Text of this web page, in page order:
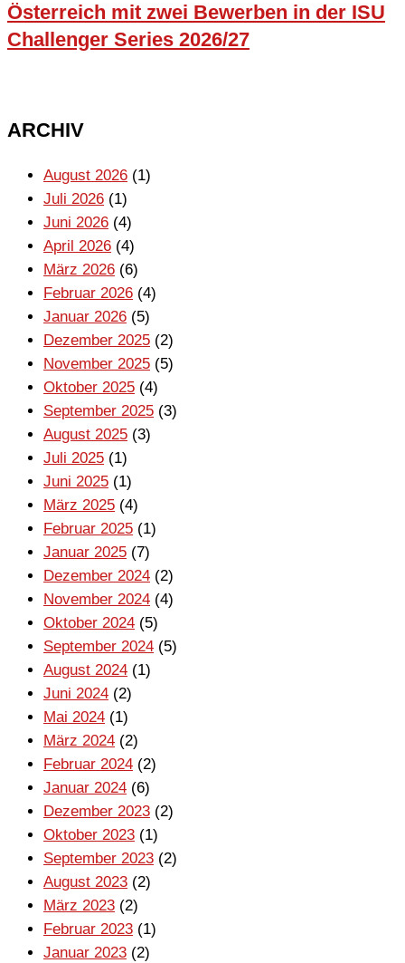
Österreich mit zwei Bewerben in der ISU
Challenger Series 2026/27
ARCHIV
August 2026 (1)
Juli 2026 (1)
Juni 2026 (4)
April 2026 (4)
März 2026 (6)
Februar 2026 (4)
Januar 2026 (5)
Dezember 2025 (2)
November 2025 (5)
Oktober 2025 (4)
September 2025 (3)
August 2025 (3)
Juli 2025 (1)
Juni 2025 (1)
März 2025 (4)
Februar 2025 (1)
Januar 2025 (7)
Dezember 2024 (2)
November 2024 (4)
Oktober 2024 (5)
September 2024 (5)
August 2024 (1)
Juni 2024 (2)
Mai 2024 (1)
März 2024 (2)
Februar 2024 (2)
Januar 2024 (6)
Dezember 2023 (2)
Oktober 2023 (1)
September 2023 (2)
August 2023 (2)
März 2023 (2)
Februar 2023 (1)
Januar 2023 (2)